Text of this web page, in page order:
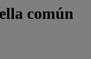
común